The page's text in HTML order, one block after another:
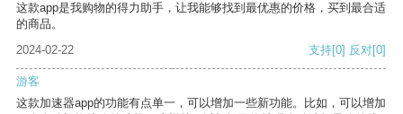
这款app是我购物的得力助手，让我能够找到最优惠的价格，买到最合适
的商品。
2024-02-22
支持[0] 反对[0]
游客
这款加速器app的功能有点单一，可以增加一些新功能。比如，可以增加